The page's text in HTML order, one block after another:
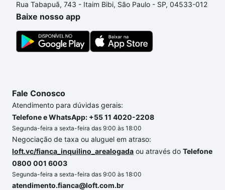
até as chaves.
Rua Tabapuã, 743 - Itaim Bibi, São Paulo - SP, 04533-012
Baixe nosso app
Fale Conosco
Atendimento para dúvidas gerais:
Telefone e WhatsApp: +55 11 4020-2208
Segunda-feira a sexta-feira das 9:00 às 18:00
Negociação de taxa ou aluguel em atraso:
loft.vc/fianca_inquilino_arealogada ou através do Telefone
0800 001 6003
Segunda-feira a sexta-feira das 9:00 às 18:00
atendimento.fianca@loft.com.br